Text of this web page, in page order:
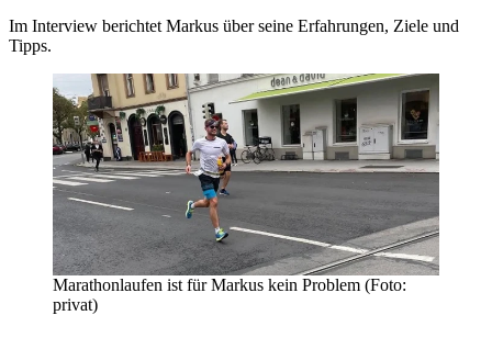
Im Interview berichtet Markus über seine Erfahrungen, Ziele und
Tipps.
Marathonlaufen ist für Markus kein Problem (Foto:
privat)